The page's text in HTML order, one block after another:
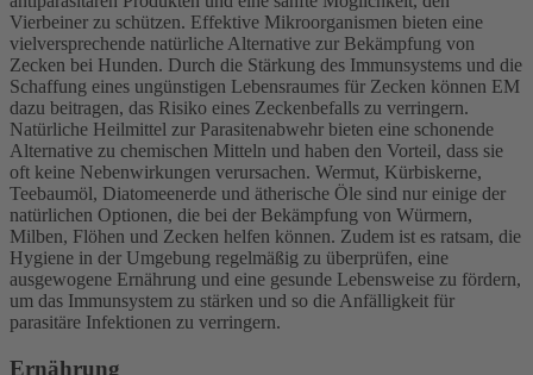
Vierbeiner zu schützen. Effektive Mikroorganismen bieten eine
vielversprechende natürliche Alternative zur Bekämpfung von
Zecken bei Hunden. Durch die Stärkung des Immunsystems und die
Schaffung eines ungünstigen Lebensraumes für Zecken können EM
dazu beitragen, das Risiko eines Zeckenbefalls zu verringern.
Natürliche Heilmittel zur Parasitenabwehr bieten eine schonende
Alternative zu chemischen Mitteln und haben den Vorteil, dass sie
oft keine Nebenwirkungen verursachen. Wermut, Kürbiskerne,
Teebaumöl, Diatomeenerde und ätherische Öle sind nur einige der
natürlichen Optionen, die bei der Bekämpfung von Würmern,
Milben, Flöhen und Zecken helfen können. Zudem ist es ratsam, die
Hygiene in der Umgebung regelmäßig zu überprüfen, eine
ausgewogene Ernährung und eine gesunde Lebensweise zu fördern,
um das Immunsystem zu stärken und so die Anfälligkeit für
parasitäre Infektionen zu verringern.
Ernährung